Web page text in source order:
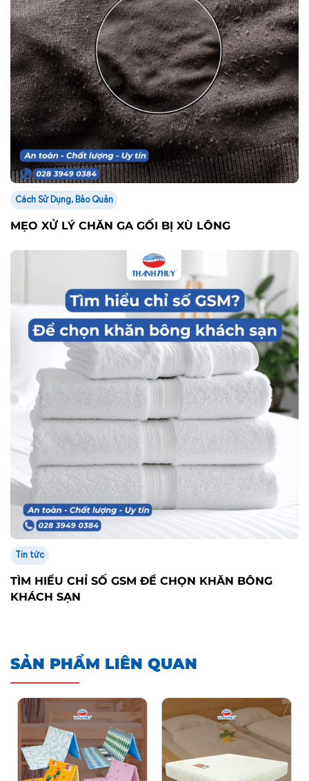
Cách Sử Dụng, Bảo Quản
MẸO XỬ LÝ CHĂN GA GỐI BỊ XÙ LÔNG
Tin tức
TÌM HIỂU CHỈ SỐ GSM ĐỂ CHỌN KHĂN BÔNG
KHÁCH SẠN
SẢN PHẨM LIÊN QUAN